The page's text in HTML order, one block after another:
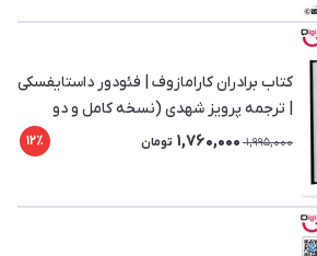
کتاب برادران کارامازوف | فئودور داستایفسکی
| ترجمه پرویز شهدی (نسخه کامل و دو
جلدی)
1,995,000
1,760,000 تومان 12٪